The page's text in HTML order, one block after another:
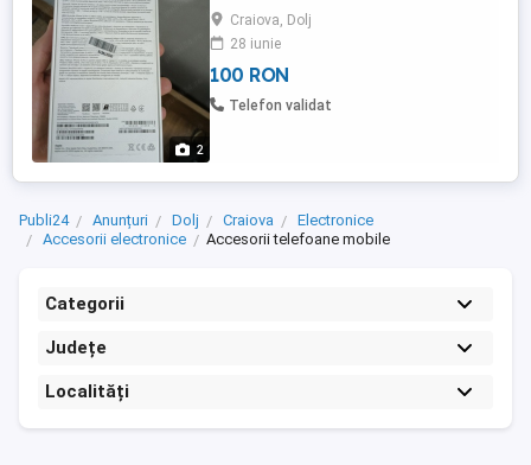
2
Craiova, Dolj
28 iunie
100 RON
Telefon validat
Publi24 Anunțuri Dolj Craiova
Electronice
Accesorii electronice
Accesorii telefoane mobile
Categorii
Județe
Localități